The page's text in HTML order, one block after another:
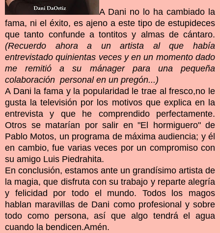
A Dani no lo ha cambiado la
fama, ni el éxito, es ajeno a este tipo de estupideces
que tanto confunde a tontitos y almas de cántaro.
(Recuerdo ahora a un artista al que había
entrevistado quinientas veces y en un momento dado
me remitió a su mánager para una pequeña
colaboración personal en un pregón...)
A Dani la fama y la popularidad le trae al fresco,no le
gusta la televisión por los motivos que explica en la
entrevista y que he comprendido perfectamente.
Otros se matarían por salir en "El hormiguero" de
Pablo Motos, un programa de máxima audiencia; y él
en cambio, fue varias veces por un compromiso con
su amigo Luis Piedrahita.
En conclusión, estamos ante un grandísimo artista de
la magia, que disfruta con su trabajo y reparte alegría
y felicidad por todo el mundo. Todos los magos
hablan maravillas de Dani como profesional y sobre
todo como persona, así que algo tendrá el agua
cuando la bendicen.Amén.